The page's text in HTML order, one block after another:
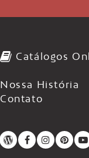
Catálogos
Nossa História
Contato